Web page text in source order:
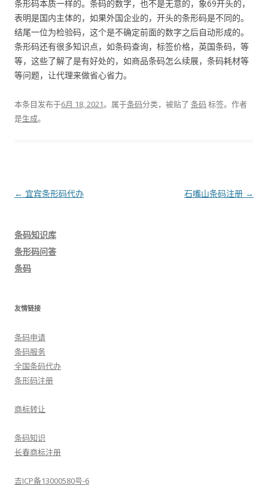
条形码本质一样的。条码的数字，也不是无意的，象69开头的，
表明是国内主体的，如果外国企业的，开头的条形码是不同的。
结尾一位为检验码，这个是不确定前面的数字之后自动形成的。
条形码还有很多知识点，如条码查询，标签价格，英国条码，等
等，这些了解了是有好处的，如商品条码怎么续展，条码耗材等
等问题，让代理来做省心省力。
本条目发布于6月 18, 2021。属于条码分类，被贴了 条码 标签。 作者
是生成。
文
← 宜宾条形码代办 石嘴山条码注册 →
条码知识库
条形码问答
条码
友情链接
条码申请
条码服务
全国条码代办
条形码注册
商标转让
条码知识
长春商标注册
吉ICP备13000580号-6